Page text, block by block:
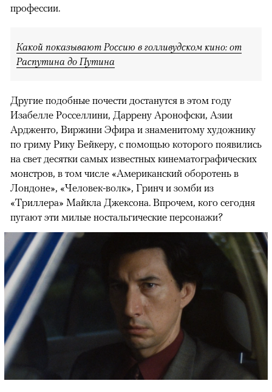
профессии.
Какой показывают Россию в голливудском кино: от
Распутина до Путина
Другие подобные почести достанутся в этом году
Изабелле Росселлини, Даррену Аронофски, Азии
Ардженто, Виржини Эфира и знаменитому художнику
по гриму Рику Бейкеру, с помощью которого появились
на свет десятки самых известных кинематографических
монстров, в том числе «Американский оборотень в
Лондоне», «Человек-волк», Гринч и зомби из
«Триллера» Майкла Джексона. Впрочем, кого сегодня
пугают эти милые ностальгические персонажи?